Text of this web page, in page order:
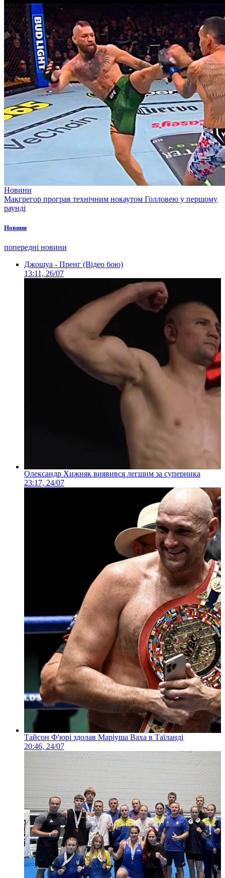
Новини
Макгрегор програв технічним нокаутом Голловею у першому
раунді
Новини
попередні новини
Джошуа - Пренг (Відео бою)
13:11, 26/07
Олександр Хижняк виявився легшим за суперника
23:17, 24/07
Тайсон Ф'юрі здолав Маріуша Ваха в Таїланді
20:46, 24/07